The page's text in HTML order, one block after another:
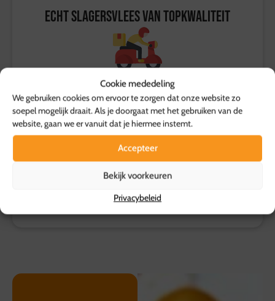
Cookie mededeling
We gebruiken cookies om ervoor te zorgen dat onze website zo
soepel mogelijk draait. Als je doorgaat met het gebruiken van de
website, gaan we er vanuit dat je hiermee instemt.
Accepteer
Bekijk voorkeuren
Privacybeleid
Echt slagersvlees van topkwaliteit
Bezorging op het door jou gewenste
moment
Eenvoudig online bestellen